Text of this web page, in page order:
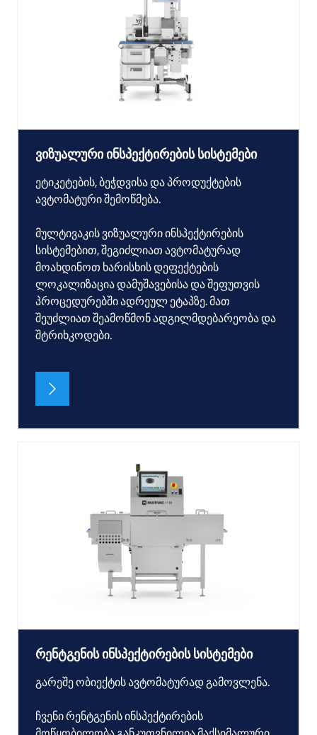
ვიზუალური ინსპექტირების სისტემები
ეტიკეტების, ბეჭდვისა და პროდუქტების
ავტომატური შემოწმება.
მულტივაკის ვიზუალური ინსპექტირების
სისტემებით, შეგიძლიათ ავტომატურად
მოახდინოთ ხარისხის დეფექტების
ლოკალიზაცია დამუშავებისა და შეფუთვის
პროცედურებში ადრეულ ეტაპზე. მათ
შეუძლიათ შეამოწმონ ადგილმდებარეობა და
შტრიხკოდები.
რენტგენის ინსპექტირების სისტემები
გარეშე ობიექტის ავტომატურად გამოვლენა.
ჩვენი რენტგენის ინსპექტირების